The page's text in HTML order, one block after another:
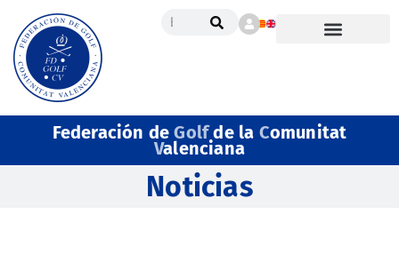
Federación deGolfde la Comunitat
Valenciana
Noticias